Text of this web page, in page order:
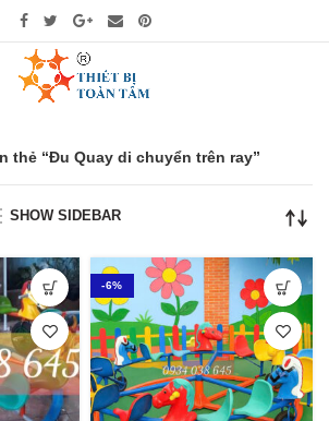
thẻ “Đu Quay di chuyển trên ray”
SHOW SIDEBAR
-6%